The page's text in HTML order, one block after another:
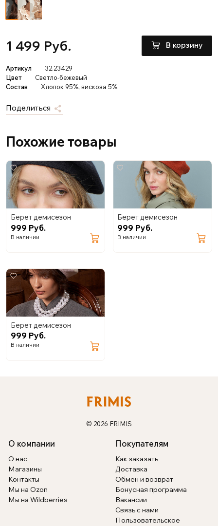
1 499 Руб. В корзину
Артикул
32.23429
Цвет
Светло-бежевый
Состав
Хлопок 95%, вискоза 5%
Поделиться
Похожие товары
Берет демисезон
999 Руб.
В наличии
Берет демисезон
999 Руб.
В наличии
Берет демисезон
999 Руб.
В наличии
© 2026 FRIMIS
О компании
О нас
Магазины
Контакты
Мы на Ozon
Мы на Wildberries
Покупателям
Как заказать
Доставка
Обмен и возврат
Бонусная программа
Вакансии
Связь с нами
Пользовательское